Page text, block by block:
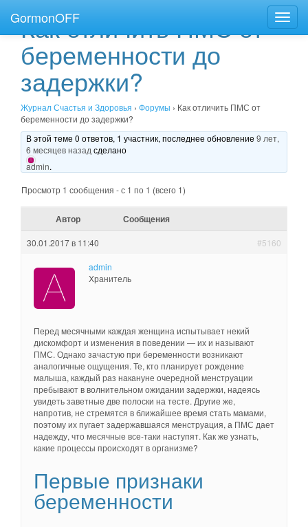
GormonOFF
Как отличить ПМС от
беременности до
задержки?
Журнал Счастья и Здоровья › Форумы › Как отличить ПМС от
беременности до задержки?
В этой теме 0 ответов, 1 участник, последнее обновление9 лет,
6 месяцев назад сделано
admin.
Просмотр 1 сообщения - с 1 по 1 (всего 1)
Автор Сообщения
30.01.2017 в 11:40 #5160
admin
Хранитель
Перед месячными каждая женщина испытывает некий
дискомфорт и изменения в поведении — их и называют
ПМС. Однако зачастую при беременности возникают
аналогичные ощущения. Те, кто планирует рождение
малыша, каждый раз накануне очередной менструации
пребывают в волнительном ожидании задержки, надеясь
увидеть заветные две полоски на тесте. Другие же,
напротив, не стремятся в ближайшее время стать мамами,
поэтому их пугает задержавшаяся менструация, а ПМС дает
надежду, что месячные все-таки наступят. Как же узнать,
какие процессы происходят в организме?
Первые признаки
беременности